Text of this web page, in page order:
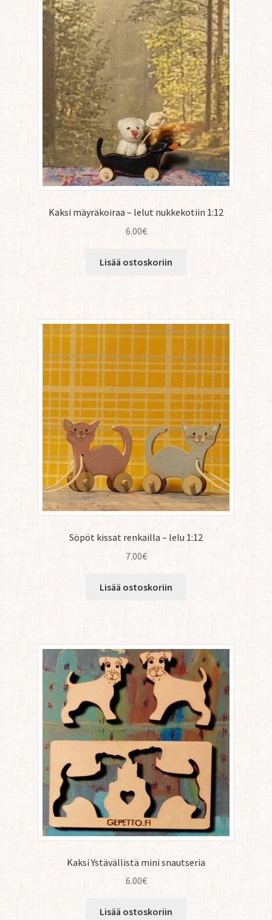
Höpöä ja Söpöä
Pussinsulkijat ja Askarteluun kaikenlaista
Yhteystiedot/ Gepetosta
Jälleenmyyjät ja agentit
Tavataan täällä
Gepetto Jälleenmyyjille
Kaksi mäyräkoiraa – lelut nukkekotiin 1:12
6.00€
Lisää ostoskoriin
Söpöt kissat renkailla – lelu 1:12
7.00€
Lisää ostoskoriin
Kaksi Ystävällistä mini snautseria
6.00€
Lisää ostoskoriin